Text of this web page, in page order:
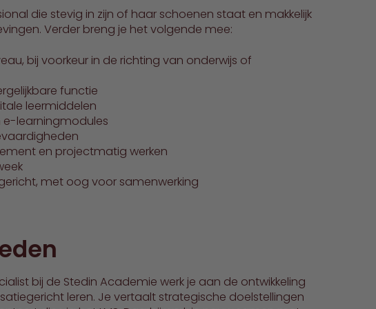
die stevig in zijn of haar schoenen staat en makkelijk
Verder breng je het volgende mee:
bij voorkeur in de richting van onderwijs of
functie
leermiddelen
e-learningmodules
en projectmatig werken
met oog voor samenwerking
bij de Stedin Academie werk je aan de ontwikkeling
leren. Je vertaalt strategische doelstellingen